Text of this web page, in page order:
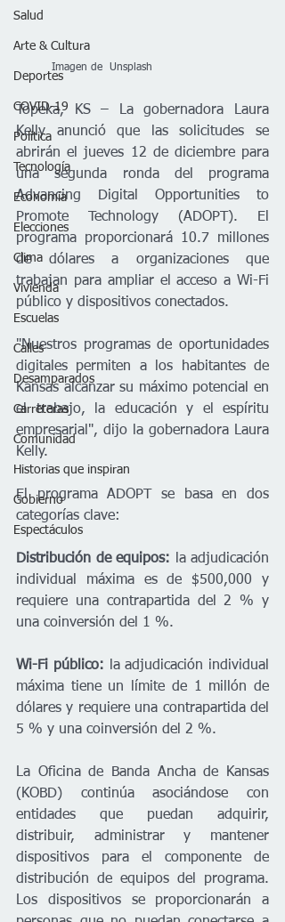
Salud
Arte & Cultura
Deportes
COVID-19
Política
Tecnología
Economía
Elecciones
Clima
Vivienda
Escuelas
Calles
Desamparados
Carreteras
Comunidad
Historias que inspiran
Gobierno
Espectáculos
          Imagen de  Unsplash
Topeka, KS – La gobernadora Laura
Kelly anunció que las solicitudes se
abrirán el jueves 12 de diciembre para
una segunda ronda del programa
Advancing Digital Opportunities to
Promote Technology (ADOPT). El
programa proporcionará 10.7 millones
de dólares a organizaciones que
trabajan para ampliar el acceso a Wi-Fi
público y dispositivos conectados.
"Nuestros programas de oportunidades
digitales permiten a los habitantes de
Kansas alcanzar su máximo potencial en
el trabajo, la educación y el espíritu
empresarial", dijo la gobernadora Laura
Kelly.
El programa ADOPT se basa en dos
categorías clave:
Distribución de equipos: la adjudicación
individual máxima es de $500,000 y
requiere una contrapartida del 2 % y
una coinversión del 1 %.
Wi-Fi público: la adjudicación individual
máxima tiene un límite de 1 millón de
dólares y requiere una contrapartida del
5 % y una coinversión del 2 %.
La Oficina de Banda Ancha de Kansas
(KOBD) continúa asociándose con
entidades que puedan adquirir,
distribuir, administrar y mantener
dispositivos para el componente de
distribución de equipos del programa.
Los dispositivos se proporcionarán a